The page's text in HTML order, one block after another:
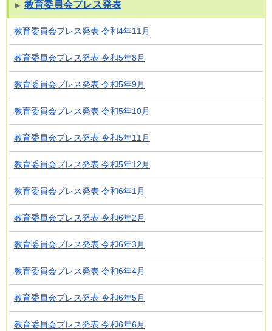
教育委員会プレス発表
教育委員会プレス発表 令和4年11月
教育委員会プレス発表 令和5年8月
教育委員会プレス発表 令和5年9月
教育委員会プレス発表 令和5年10月
教育委員会プレス発表 令和5年11月
教育委員会プレス発表 令和5年12月
教育委員会プレス発表 令和6年1月
教育委員会プレス発表 令和6年2月
教育委員会プレス発表 令和6年3月
教育委員会プレス発表 令和6年4月
教育委員会プレス発表 令和6年5月
教育委員会プレス発表 令和6年6月